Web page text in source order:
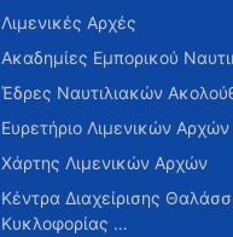
Λιμενικές Αρχές
Ακαδημίες Εμπορικού
Έδρες Ναυτιλιακών
Ευρετήριο Λιμενικών Αρχών
Χάρτης Λιμενικών Αρχών
Κέντρα Διαχείρισης
Κυκλοφορίας …